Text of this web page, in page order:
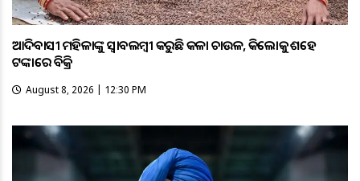
ଆଦିବାସୀ ମହିଳାଙ୍କୁ ସ୍ଵାବଲମ୍ଵୀ କରୁଛି କଳା ଚାଉଳ, କିଲୋକୁ ଶହେ
ଟଙ୍କାରେ ବିକ୍ରି
August 8, 2026 | 12:30 PM